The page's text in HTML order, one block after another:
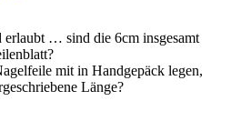
erlaubt … sind die 6cm insgesamt
mit in Handgepäck legen,
Länge?